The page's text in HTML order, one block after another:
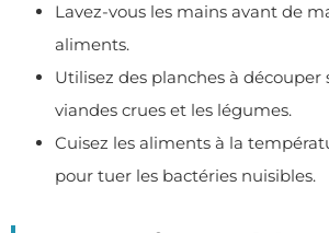
Lavez-vous les mains avant de
aliments.
Utilisez des planches à découper
viandes crues et les légumes.
Cuisez les aliments à la
pour tuer les bactéries nuisibles.